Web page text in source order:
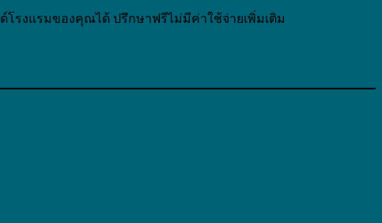
โรงแรมของคุณได้ ปรึกษาฟรีไม่มีค่าใช้จ่ายเพิ่มเติม